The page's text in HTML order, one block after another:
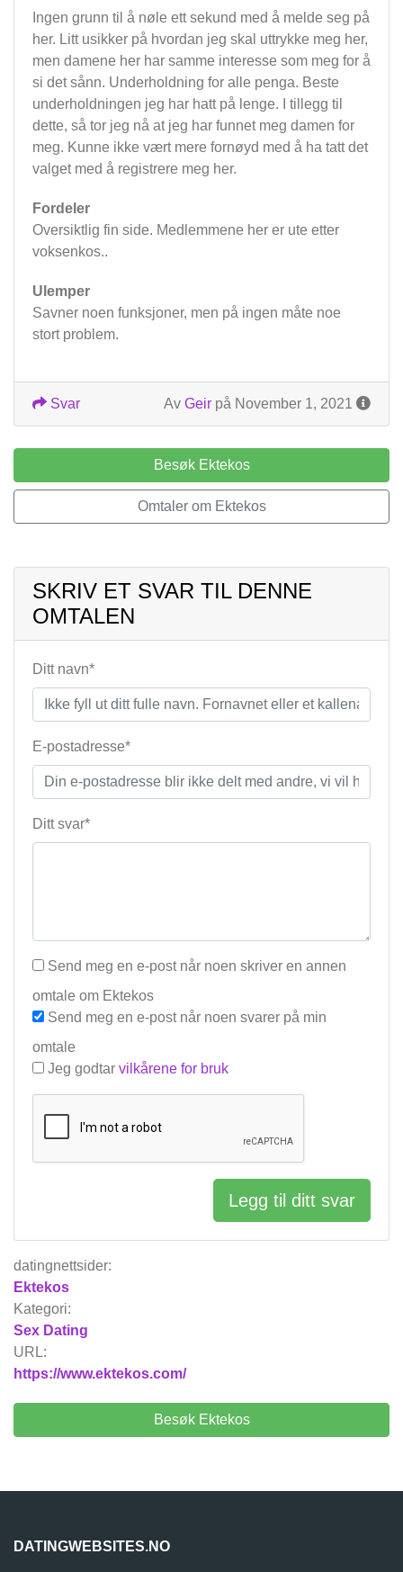
datingnettsider:
Ektekos
Kategori:
Sex Dating
URL:
https://www.ektekos.com/
Besøk Ektekos
Ingen grunn til å nøle ett sekund med å melde seg på
her. Litt usikker på hvordan jeg skal uttrykke meg her,
men damene her har samme interesse som meg for å
si det sånn. Underholdning for alle penga. Beste
underholdningen jeg har hatt på lenge. I tillegg til
dette, så tor jeg nå at jeg har funnet meg damen for
meg. Kunne ikke vært mere fornøyd med å ha tatt det
valget med å registrere meg her.
Fordeler
Oversiktlig fin side. Medlemmene her er ute etter
voksenkos..
Ulemper
Savner noen funksjoner, men på ingen måte noe
stort problem.
Av Geir på November 1, 2021
Svar
Besøk Ektekos
Omtaler om Ektekos
SKRIV ET SVAR TIL DENNE
OMTALEN
Ditt navn*
E-postadresse*
Ditt svar*
Send meg en e-post når noen skriver en annen
omtale om Ektekos
Send meg en e-post når noen svarer på min
omtale
Jeg godtar vilkårene for bruk
Legg til ditt svar
DATINGWEBSITES.NO